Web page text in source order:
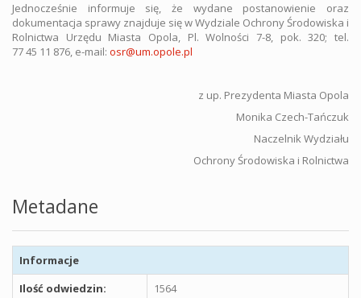
Jednocześnie informuje się, że wydane postanowienie oraz
dokumentacja sprawy znajduje się w Wydziale Ochrony Środowiska i
Rolnictwa Urzędu Miasta Opola, Pl. Wolności 7-8, pok. 320; tel.
77 45 11 876, e-mail: osr@um.opole.pl
z up. Prezydenta Miasta Opola
Monika Czech-Tańczuk
Naczelnik Wydziału
Ochrony Środowiska i Rolnictwa
Metadane
Informacje
Ilość odwiedzin:
1564